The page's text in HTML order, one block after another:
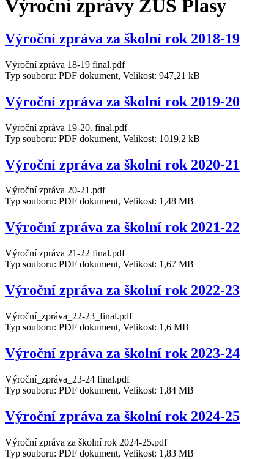
Výroční zprávy ZUŠ Plasy
Výroční zpráva za školní rok 2018-19
Výroční zpráva 18-19 final.pdf
Typ souboru: PDF dokument, Velikost: 947,21 kB
Výroční zpráva za školní rok 2019-20
Výroční zpráva 19-20. final.pdf
Typ souboru: PDF dokument, Velikost: 1019,2 kB
Výroční zpráva za školní rok 2020-21
Výroční zpráva 20-21.pdf
Typ souboru: PDF dokument, Velikost: 1,48 MB
Výroční zpráva za školní rok 2021-22
Výroční zpráva 21-22 final.pdf
Typ souboru: PDF dokument, Velikost: 1,67 MB
Výroční zpráva za školní rok 2022-23
Výroční_zpráva_22-23_final.pdf
Typ souboru: PDF dokument, Velikost: 1,6 MB
Výroční zpráva za školní rok 2023-24
Výroční_zpráva_23-24 final.pdf
Typ souboru: PDF dokument, Velikost: 1,84 MB
Výroční zpráva za školní rok 2024-25
Výroční zpráva za školní rok 2024-25.pdf
Typ souboru: PDF dokument, Velikost: 1,83 MB